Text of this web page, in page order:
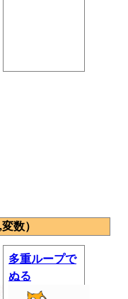
数）
多重ループで
ぬる